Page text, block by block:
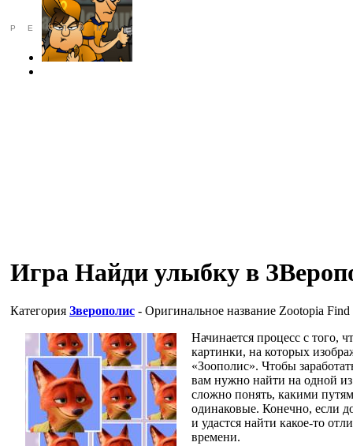
РЕКЛАМА
Игра Найди улыбку в
Категория Зверополис - Оригинальное название Zootopia Find
Начинается процесс с того,
картинки, на которых
«Зоополис». Чтобы
вам нужно найти на одной
сложно понять, какими
одинаковые. Конечно, если
и удастся найти какое-то
времени.